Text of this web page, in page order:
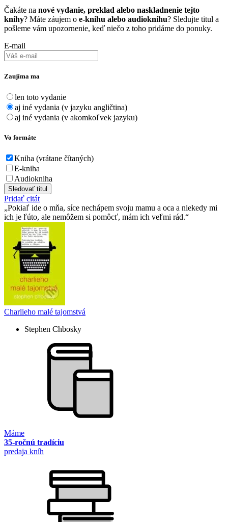
Čakáte na nové vydanie, preklad alebo naskladnenie tejto
knihy? Máte záujem o e-knihu alebo audioknihu? Sledujte titul a
pošleme vám upozornenie, keď niečo z toho pridáme do ponuky.
E-mail
Zaujíma ma
len toto vydanie
aj iné vydania (v jazyku angličtina)
aj iné vydania (v akomkoľvek jazyku)
Vo formáte
Kniha (vrátane čítaných)
E-kniha
Audiokniha
Sledovať titul
Pridať citát
Pokiaľ ide o mňa, síce nechápem svoju mamu a oca a niekedy mi
ich je ľúto, ale nemôžem si pomôcť, mám ich veľmi rád.
Charlieho malé tajomstvá
Stephen Chbosky
Máme
35-ročnú tradíciu
predaja kníh